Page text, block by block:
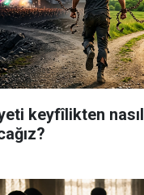
keyfîlikten nasıl